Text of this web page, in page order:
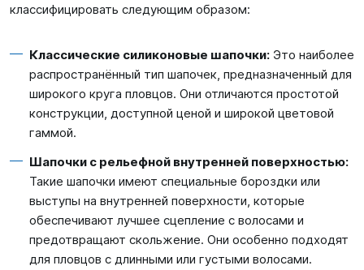
классифицировать следующим образом:
Классические силиконовые шапочки: Это наиболее
распространённый тип шапочек, предназначенный для
широкого круга пловцов. Они отличаются простотой
конструкции, доступной ценой и широкой цветовой
гаммой.
Шапочки с рельефной внутренней поверхностью:
Такие шапочки имеют специальные бороздки или
выступы на внутренней поверхности, которые
обеспечивают лучшее сцепление с волосами и
предотвращают скольжение. Они особенно подходят
для пловцов с длинными или густыми волосами.